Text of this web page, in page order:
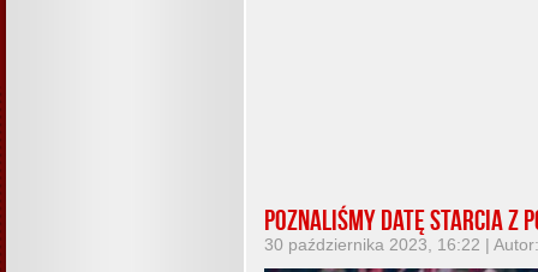
Poznaliśmy datę starcia z
30 października 2023, 16:22 |